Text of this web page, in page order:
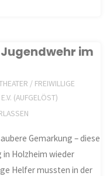
im
/ FREIWILLIGE
(AUFGELÖST)
Gemarkung – diese
Holzheim wieder
Helfer mussten in der